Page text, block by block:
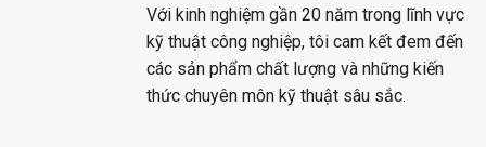
Với kinh nghiệm gần 20 năm trong lĩnh vực
kỹ thuật công nghiệp, tôi cam kết đem đến
các sản phẩm chất lượng và những kiến
thức chuyên môn kỹ thuật sâu sắc.